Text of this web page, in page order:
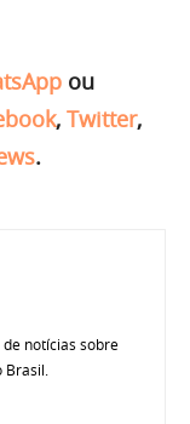
ou
, Twitter,
.
notícias sobre